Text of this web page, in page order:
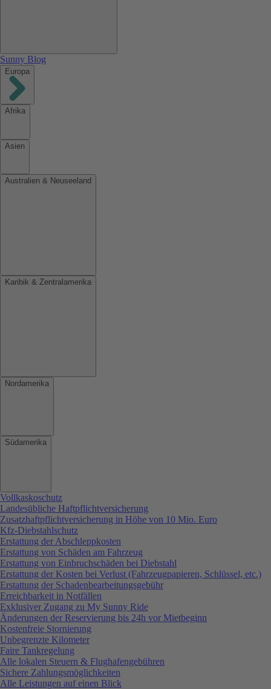
Sunny Blog
Europa
Afrika
Asien
Australien & Neuseeland
Karibik & Zentralamerika
Nordamerika
Südamerika
Vollkaskoschutz
Landesübliche Haftpflichtversicherung
Zusatzhaftpflichtversicherung in Höhe von 10 Mio. Euro
Kfz-Diebstahlschutz
Erstattung der Abschleppkosten
Erstattung von Schäden am Fahrzeug
Erstattung von Einbruchschäden bei Diebstahl
Erstattung der Kosten bei Verlust (Fahrzeugpapieren, Schlüssel, etc.)
Erstattung der Schadenbearbeitungsgebühr
Erreichbarkeit in Notfällen
Exklusiver Zugang zu My Sunny Ride
Änderungen der Reservierung bis 24h vor Mietbeginn
Kostenfreie Stornierung
Unbegrenzte Kilometer
Faire Tankregelung
Alle lokalen Steuern & Flughafengebühren
Sichere Zahlungsmöglichkeiten
Alle Leistungen auf einen Blick